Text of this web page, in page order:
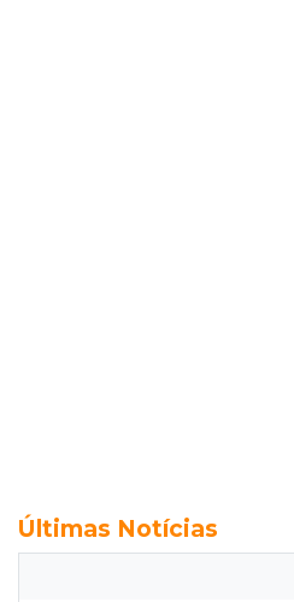
Últimas Notícias